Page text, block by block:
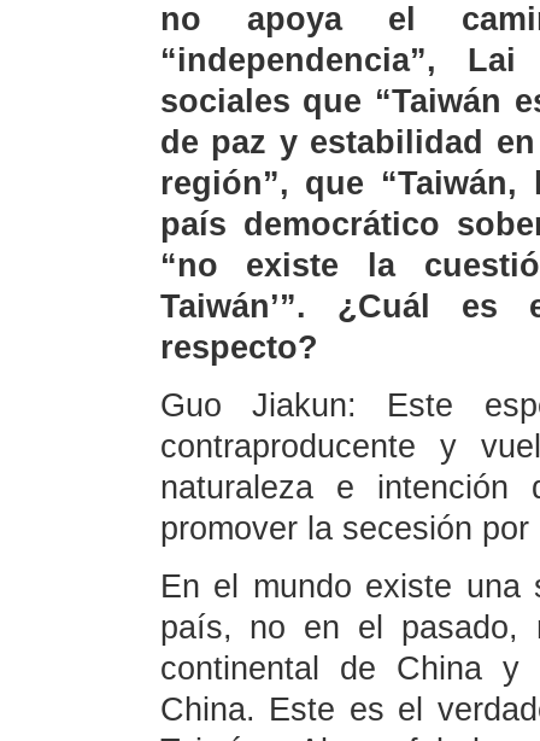
no apoya el
“independencia”,
sociales que “Taiwán
de paz y estabilidad
región”, que
país democrático
“no existe la
Taiwán’”. ¿Cuál
respecto?
Guo Jiakun: Este
contraproducente y
naturaleza e intención
promover la secesión por
En el mundo existe una
país, no en el pasado,
continental de China y
China. Este es el